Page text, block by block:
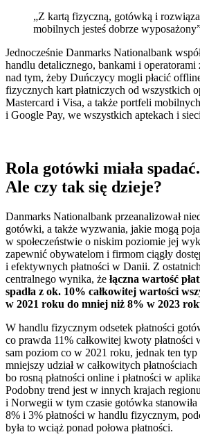
„Z kartą fizyczną, gotówką i
mobilnych jesteś dobrze
Jednocześnie Danmarks Nationalbank
handlu detalicznego, bankami i operatorami
nad tym, żeby Duńczycy mogli płacić
fizycznych kart płatniczych od wszystkich
Mastercard i Visa, a także portfeli
i Google Pay, we wszystkich aptekach i
Rola gotówki miała spadać.
Ale czy tak się dzieje?
Danmarks Nationalbank przeanalizował
gotówki, a także wyzwania, jakie mogą
w społeczeństwie o niskim poziomie jej
zapewnić obywatelom i firmom ciągły
i efektywnych płatności w Danii. Z
centralnego wynika, że łączna wartość
spadła z ok. 10% całkowitej wartości
w 2021 roku do mniej niż 8% w 2023
W handlu fizycznym odsetek płatności
co prawda 11% całkowitej kwoty płatności
sam poziom co w 2021 roku, jednak ten typ
mniejszy udział w całkowitych płatnościach
bo rosną płatności online i płatności w
Podobny trend jest w innych krajach
i Norwegii w tym czasie gotówka
8% i 3% płatności w handlu fizycznym,
była to wciąż ponad połowa płatności.